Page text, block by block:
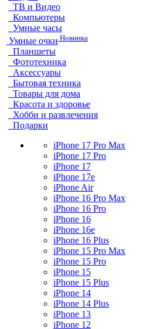
ТВ и Видео
Компьютеры
Умные часы
Умные очки Новинка
Планшеты
Фототехника
Аксессуары
Бытовая техника
Товары для дома
Красота и здоровье
Хобби и развлечения
Подарки
iPhone 17 Pro Max
iPhone 17 Pro
iPhone 17
iPhone 17e
iPhone Air
iPhone 16 Pro Max
iPhone 16 Pro
iPhone 16
iPhone 16e
iPhone 16 Plus
iPhone 15 Pro Max
iPhone 15 Pro
iPhone 15
iPhone 15 Plus
iPhone 14
iPhone 14 Plus
iPhone 13
iPhone 12